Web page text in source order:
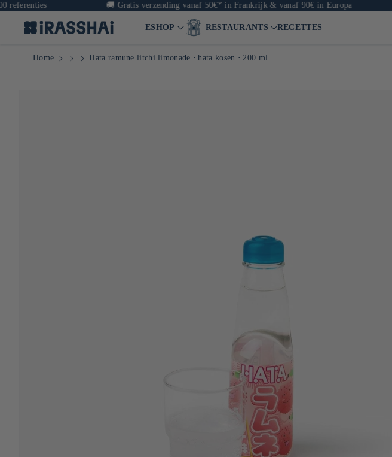
Gratis verzending vanaf 50€* in Frankrijk & vanaf 90€ in Europa
ESHOP RESTAURANTS RECETTES
Home Hata ramune litchi limonade ⋅ hata kosen ⋅ 200 ml